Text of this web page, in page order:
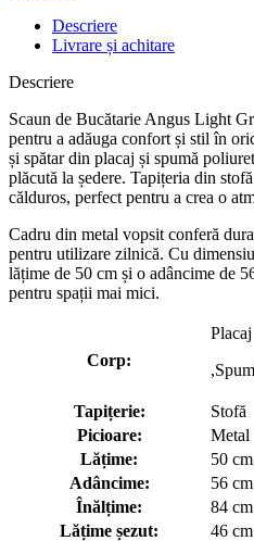
Descriere
Livrare și achitare
Descriere
Scaun de Bucătarie Angus Light
pentru a adăuga confort și stil în
și spătar din placaj și spumă
plăcută la ședere. Tapițeria din
călduros, perfect pentru a crea o
Cadru din metal vopsit conferă
pentru utilizare zilnică. Cu
lățime de 50 cm și o adâncime de
pentru spații mai mici.
Corp:
Placaj
Tapițerie:
Stofă
Picioare:
Metal
Lățime:
50 cm
Adâncime:
56 cm
Înălțime:
84 cm
Lățime șezut:
46 cm